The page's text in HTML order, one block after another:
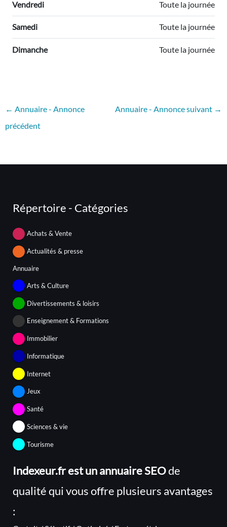
Vendredi Toute la journée
Samedi Toute la journée
Dimanche Toute la journée
← Annuaire - Annonce
précédent
Annuaire - Annonce suivant →
Répertoire - Catégories
Achats & Vente
Actualités & presse
Annuaire
Arts & Culture
Divertissements & loisirs
Enseignement & Formations
Immobilier
Informatique
Internet
Jeux
Santé
Sciences & vie
Tourisme
Indexeur.fr est un annuaire SEOde
qualité qui vous offre plusieurs avantages
: